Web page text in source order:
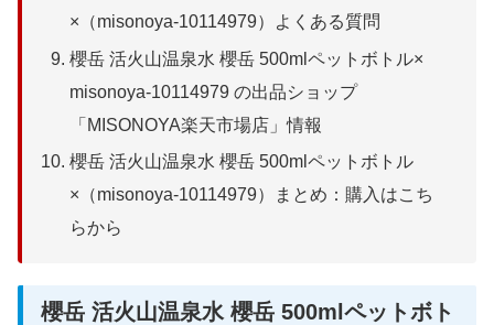
×（misonoya-10114979）よくある質問
櫻岳 活火山温泉水 櫻岳 500mlペットボトル×
misonoya-10114979 の出品ショップ
「MISONOYA楽天市場店」情報
櫻岳 活火山温泉水 櫻岳 500mlペットボトル
×（misonoya-10114979）まとめ：購入はこち
らから
櫻岳 活火山温泉水 櫻岳 500mlペットボト